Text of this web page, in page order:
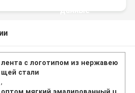
данные
лента с логотипом из нержавею
щей стали
,
оптом мягкий эмалированный ц